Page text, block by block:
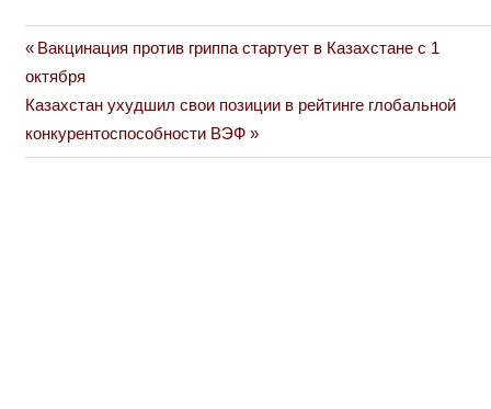
Навигация
по
записям
Previous
Post:
Вакцинация против гриппа стартует в Казахстане с 1
октября
Next
Post:
Казахстан ухудшил свои позиции в рейтинге глобальной
конкурентоспособности ВЭФ